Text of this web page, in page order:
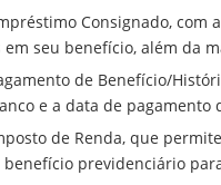
Consignado,
em seu benefício, além da
de Benefício/
e a data de pagamento
de Renda, que
previdenciário